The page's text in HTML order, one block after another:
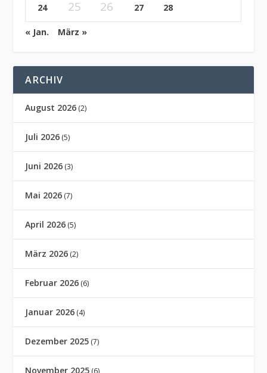
24 25 26 27 28
« Jan. März »
ARCHIV
August 2026 (2)
Juli 2026 (5)
Juni 2026 (3)
Mai 2026 (7)
April 2026 (5)
März 2026 (2)
Februar 2026 (6)
Januar 2026 (4)
Dezember 2025 (7)
November 2025 (6)